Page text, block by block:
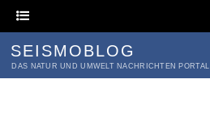
SEISMOBLOG
DAS NATUR UND UMWELT NACHRICHTEN PORTAL